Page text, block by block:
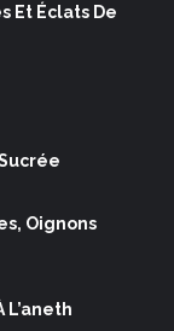
Et Éclats De
Oignons